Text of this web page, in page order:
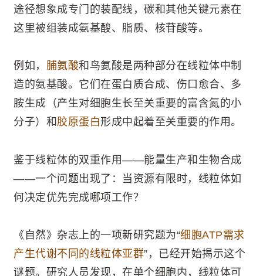
途径想象成专门的装配线，碳和其他关键元素在
这里被组装成氨基酸、脂质、核苷酸等。
例如， 脯氨酸和鸟氨酸是两种部分在线粒体中制
造的氨基酸。它们在蛋白质合成、伤口愈合、多
胺生成（产生对细胞生长至关重要的富含氮的小
分子）和 胶原蛋白形成中起着至关重要的作用。
鉴于线粒体的双重作用——能量生产和生物合成
——一个问题出现了：当资源有限时，线粒体如
何决定优先完成哪项工作？
《自然》杂志上的一项新研究题为“细胞ATP需求
产生代谢不同的线粒体亚群”，已经开始揭示这个
谜题。研究人员发现，在单个细胞内，线粒体可